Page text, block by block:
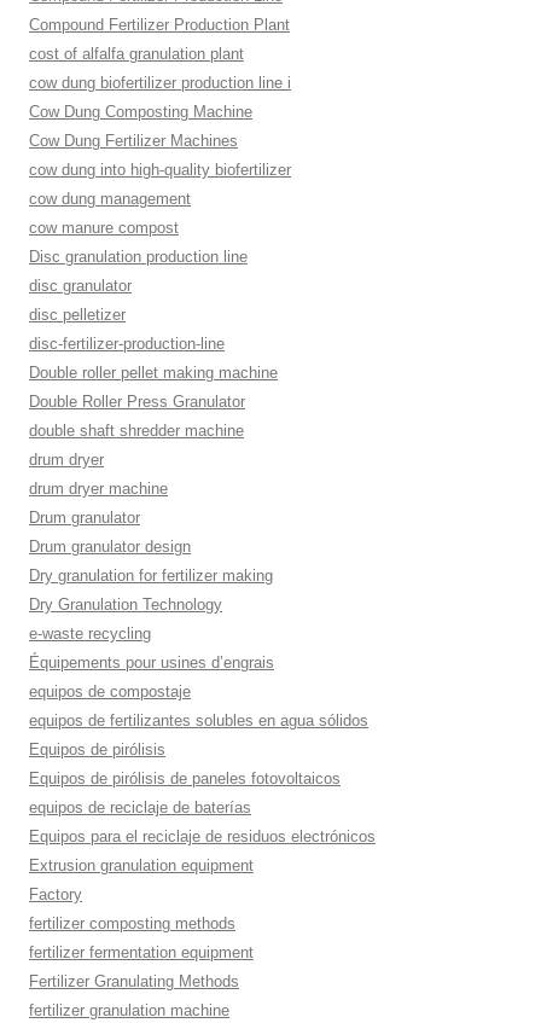
Compound Fertilizer Production Plant
cost of alfalfa granulation plant
cow dung biofertilizer production line i
Cow Dung Composting Machine
Cow Dung Fertilizer Machines
cow dung into high-quality biofertilizer
cow dung management
cow manure compost
Disc granulation production line
disc granulator
disc pelletizer
disc-fertilizer-production-line
Double roller pellet making machine
Double Roller Press Granulator
double shaft shredder machine
drum dryer
drum dryer machine
Drum granulator
Drum granulator design
Dry granulation for fertilizer making
Dry Granulation Technology
e-waste recycling
Équipements pour usines d’engrais
equipos de compostaje
equipos de fertilizantes solubles en agua sólidos
Equipos de pirólisis
Equipos de pirólisis de paneles fotovoltaicos
equipos de reciclaje de baterías
Equipos para el reciclaje de residuos electrónicos
Extrusion granulation equipment
Factory
fertilizer composting methods
fertilizer fermentation equipment
Fertilizer Granulating Methods
fertilizer granulation machine